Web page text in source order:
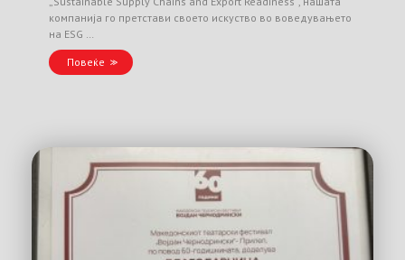
компанија го претстави своето искуство во воведувањето
на ESG …
Повеќе